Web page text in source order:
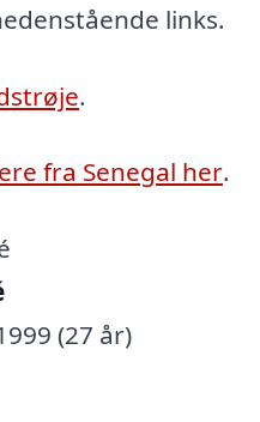
links.
.
fra Senegal her.
(27 år)